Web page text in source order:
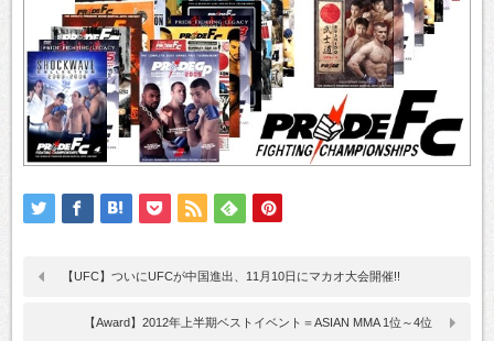
【UFC】ついにUFCが中国進出、11月10日にマカオ大会開催!!
【Award】2012年上半期ベストイベント＝ASIAN MMA 1位～4位